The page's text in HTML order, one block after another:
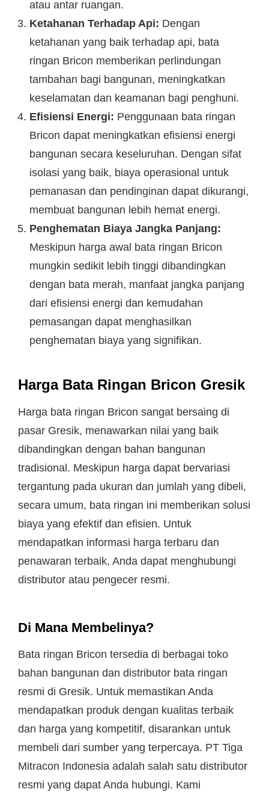
atau antar ruangan.
Ketahanan Terhadap Api: Dengan
ketahanan yang baik terhadap api, bata
ringan Bricon memberikan perlindungan
tambahan bagi bangunan, meningkatkan
keselamatan dan keamanan bagi penghuni.
Efisiensi Energi: Penggunaan bata ringan
Bricon dapat meningkatkan efisiensi energi
bangunan secara keseluruhan. Dengan sifat
isolasi yang baik, biaya operasional untuk
pemanasan dan pendinginan dapat dikurangi,
membuat bangunan lebih hemat energi.
Penghematan Biaya Jangka Panjang:
Meskipun harga awal bata ringan Bricon
mungkin sedikit lebih tinggi dibandingkan
dengan bata merah, manfaat jangka panjang
dari efisiensi energi dan kemudahan
pemasangan dapat menghasilkan
penghematan biaya yang signifikan.
Harga Bata Ringan Bricon Gresik
Harga bata ringan Bricon sangat bersaing di
pasar Gresik, menawarkan nilai yang baik
dibandingkan dengan bahan bangunan
tradisional. Meskipun harga dapat bervariasi
tergantung pada ukuran dan jumlah yang dibeli,
secara umum, bata ringan ini memberikan solusi
biaya yang efektif dan efisien. Untuk
mendapatkan informasi harga terbaru dan
penawaran terbaik, Anda dapat menghubungi
distributor atau pengecer resmi.
Di Mana Membelinya?
Bata ringan Bricon tersedia di berbagai toko
bahan bangunan dan distributor bata ringan
resmi di Gresik. Untuk memastikan Anda
mendapatkan produk dengan kualitas terbaik
dan harga yang kompetitif, disarankan untuk
membeli dari sumber yang terpercaya. PT Tiga
Mitracon Indonesia adalah salah satu distributor
resmi yang dapat Anda hubungi. Kami